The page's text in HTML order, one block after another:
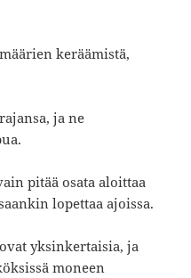
keräämistä,
ja ne
pitää osata aloittaa
lopettaa ajoissa.
yksinkertaisia, ja
moneen